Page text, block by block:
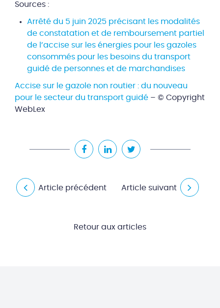
Sources :
Arrêté du 5 juin 2025 précisant les modalités
de constatation et de remboursement partiel
de l’accise sur les énergies pour les gazoles
consommés pour les besoins du transport
guidé de personnes et de marchandises
Accise sur le gazole non routier : du nouveau
pour le secteur du transport guidé – © Copyright
WebLex
Article précédent Article suivant
Retour aux articles